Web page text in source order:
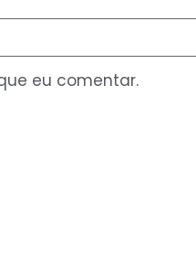
eu comentar.